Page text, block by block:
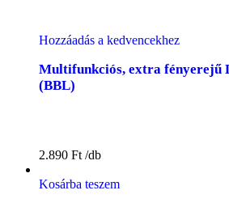
Hozzáadás a kedvencekhez
Multifunkciós, extra fényerejű
(BBL)
2.890 Ft
Kosárba teszem